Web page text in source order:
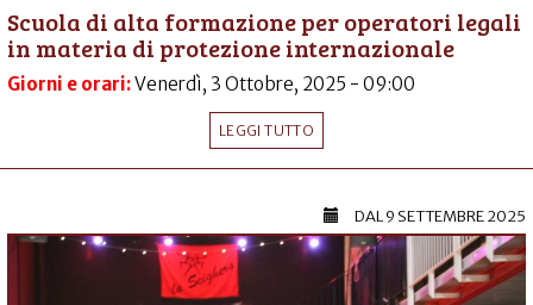
Scuola di alta formazione per operatori legali
in materia di protezione internazionale
Giorni e orari:Venerdì, 3 Ottobre, 2025 - 09:00
LEGGI TUTTO
DAL9 SETTEMBRE 2025